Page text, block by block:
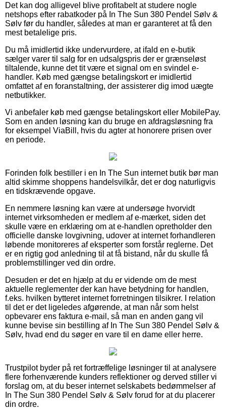
Det kan dog alligevel blive profitabelt at studere nogle
netshops efter rabatkoder på In The Sun 380 Pendel Sølv &
Sølv før du handler, således at man er garanteret at få den
mest betalelige pris.
Du må imidlertid ikke undervurdere, at ifald en e-butik
sælger varer til salg for en udsalgspris der er grænseløst
tiltalende, kunne det tit være et signal om en svindel e-
handler. Køb med gængse betalingskort er imidlertid
omfattet af en foranstaltning, der assisterer dig imod uægte
netbutikker.
Vi anbefaler køb med gængse betalingskort eller MobilePay.
Som en anden løsning kan du bruge en afdragsløsning fra
for eksempel ViaBill, hvis du agter at honorere prisen over
en periode.
Forinden folk bestiller i en In The Sun internet butik bør man
altid skimme shoppens handelsvilkår, det er dog naturligvis
en tidskrævende opgave.
En nemmere løsning kan være at undersøge hvorvidt
internet virksomheden er medlem af e-mærket, siden det
skulle være en erklæring om at e-handlen opretholder den
officielle danske lovgivning, udover at internet forhandleren
løbende monitoreres af eksperter som forstår reglerne. Det
er en rigtig god anledning til at få bistand, når du skulle få
problemstillinger ved din ordre.
Desuden er det en hjælp at du er vidende om de mest
aktuelle reglementer der kan have betydning for handlen,
f.eks. hvilken bytteret internet forretningen tilsikrer. I relation
til det er det ligeledes afgørende, at man når som helst
opbevarer ens faktura e-mail, så man en anden gang vil
kunne bevise sin bestilling af In The Sun 380 Pendel Sølv &
Sølv, hvad end du søger en vare til en dame eller herre.
Trustpilot byder på ret fortræffelige løsninger til at analysere
flere forhenværende kunders reflektioner og derved stiller vi
forslag om, at du beser internet selskabets bedømmelser af
In The Sun 380 Pendel Sølv & Sølv forud for at du placerer
din ordre.